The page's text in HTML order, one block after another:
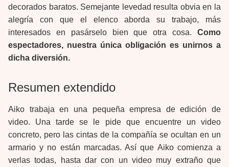
decorados baratos. Semejante levedad resulta obvia en la
alegría con que el elenco aborda su trabajo, más
interesados en pasárselo bien que otra cosa. Como
espectadores, nuestra única obligación es unirnos a
dicha diversión.
Resumen extendido
Aiko trabaja en una pequeña empresa de edición de
video. Una tarde se le pide que encuentre un video
concreto, pero las cintas de la compañía se ocultan en un
armario y no están marcadas. Así que Aiko comienza a
verlas todas, hasta dar con un video muy extraño que